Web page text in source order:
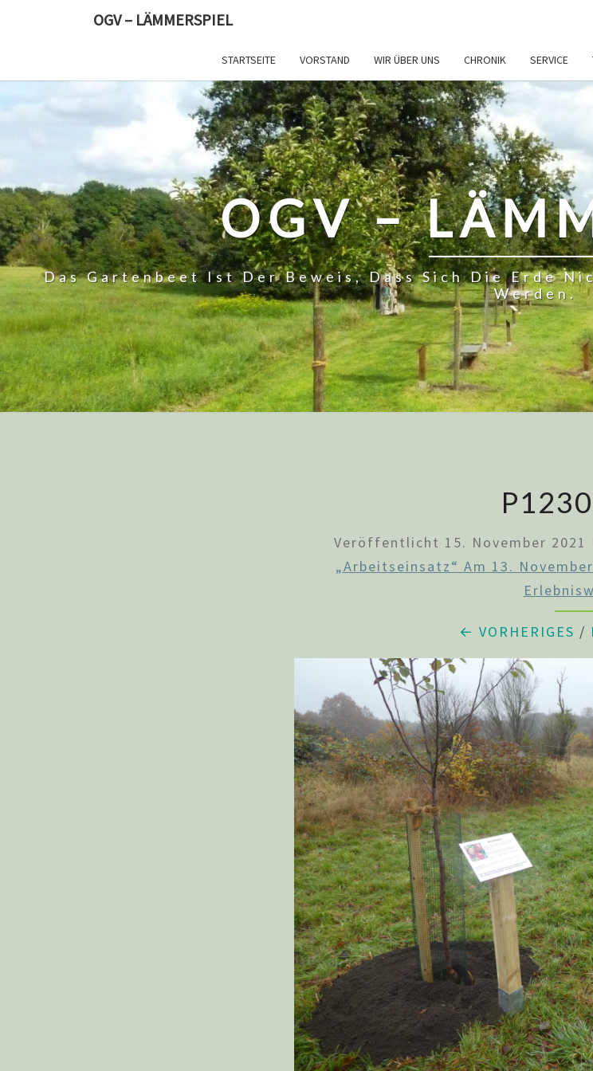
OGV – LÄMMERSPIEL
STARTSEITE VORSTAND WIR ÜBER UNS CHRONIK SERVICE
OGV –
Das Gartenbeet Ist Der Beweis, Dass Sich Die Erde
Werden.
Veröffentlicht 15. November 2021
„Arbeitseinsatz“ Am 13.
← VORHERIGES /